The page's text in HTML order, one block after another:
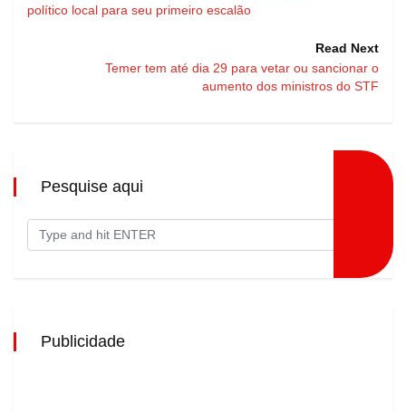
político local para seu primeiro escalão
Read Next
Temer tem até dia 29 para vetar ou sancionar o
aumento dos ministros do STF
Pesquise aqui
Publicidade